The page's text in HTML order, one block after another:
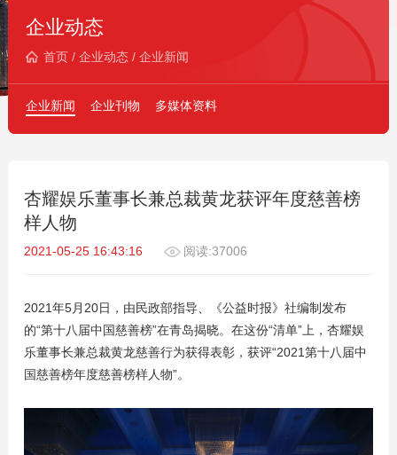
企业动态
首页/ 企业动态/ 企业新闻
企业新闻 企业刊物 多媒体资料
杏耀娱乐董事长兼总裁黄龙获评年度慈善榜
样人物
2021-05-25 16:43:16 阅读:37006
2021年5月20日，由民政部指导、《公益时报》社编制发布
的“第十八届中国慈善榜”在青岛揭晓。在这份“清单”上，杏耀娱
乐董事长兼总裁黄龙慈善行为获得表彰，获评“2021第十八届中
国慈善榜年度慈善榜样人物”。